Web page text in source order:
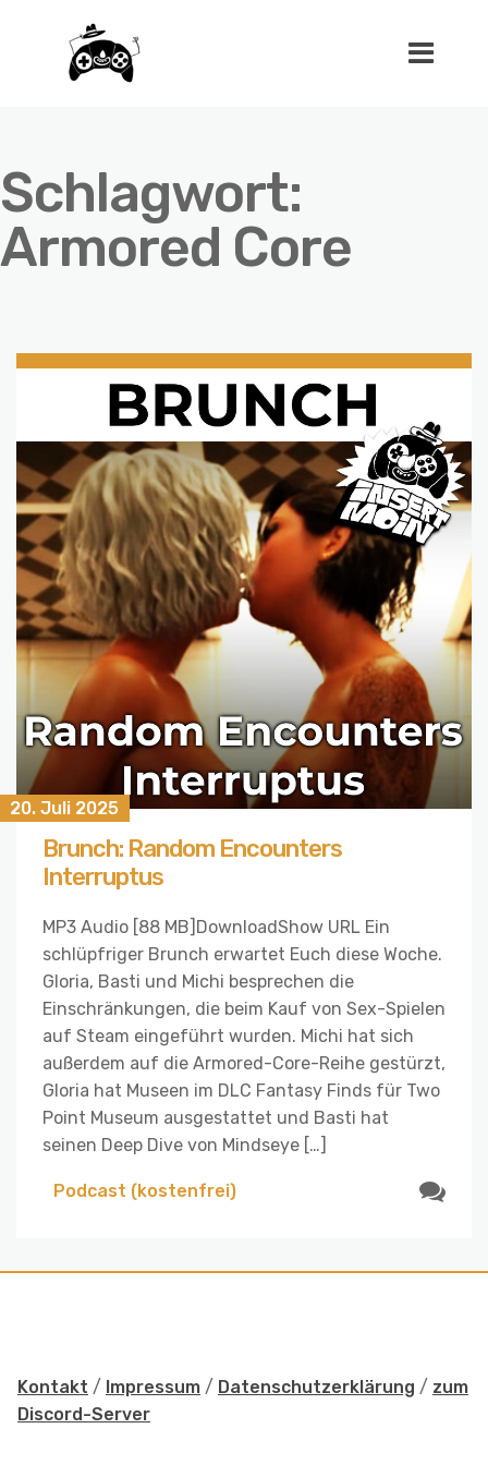
Schlagwort:
Armored Core
20. Juli 2025
Brunch: Random Encounters
Interruptus
MP3 Audio [88 MB]DownloadShow URL Ein
schlüpfriger Brunch erwartet Euch diese Woche.
Gloria, Basti und Michi besprechen die
Einschränkungen, die beim Kauf von Sex-Spielen
auf Steam eingeführt wurden. Michi hat sich
außerdem auf die Armored-Core-Reihe gestürzt,
Gloria hat Museen im DLC Fantasy Finds für Two
Point Museum ausgestattet und Basti hat
seinen Deep Dive von Mindseye […]
Podcast (kostenfrei)
Kontakt / Impressum / Datenschutzerklärung / zum
Discord-Server